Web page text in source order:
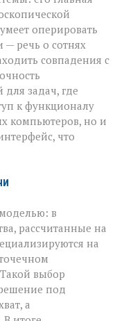
оперировать
речь о сотнях
совпадения с
задач, где
к функционалу
компьютеров, но и
что
в
рассчитанные на
на
выбор
под
а